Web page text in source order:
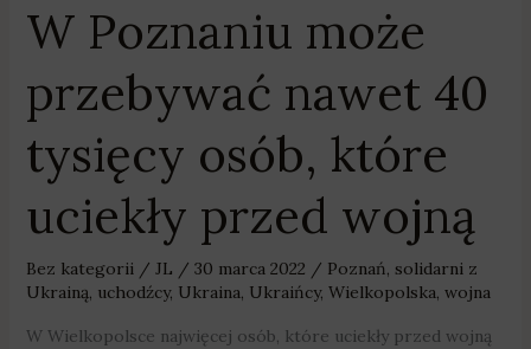
W Poznaniu może
przebywać nawet 40
tysięcy osób, które
uciekły przed wojną
Bez kategorii/ JL / 30 marca 2022 / Poznań, solidarni z
Ukrainą, uchodźcy, Ukraina, Ukraińcy, Wielkopolska, wojna
W Wielkopolsce najwięcej osób, które uciekły przed wojną